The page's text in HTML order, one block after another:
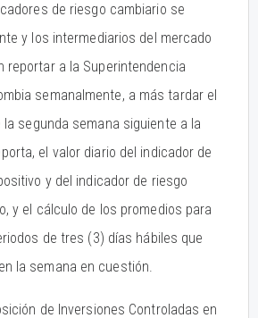
de riesgo cambiario se
y los intermediarios del mercado
reportar a la Superintendencia
semanalmente, a más tardar el
la segunda semana siguiente a la
el valor diario del indicador de
y del indicador de riesgo
y el cálculo de los promedios para
de tres (3) días hábiles que
la semana en cuestión.
de Inversiones Controladas en